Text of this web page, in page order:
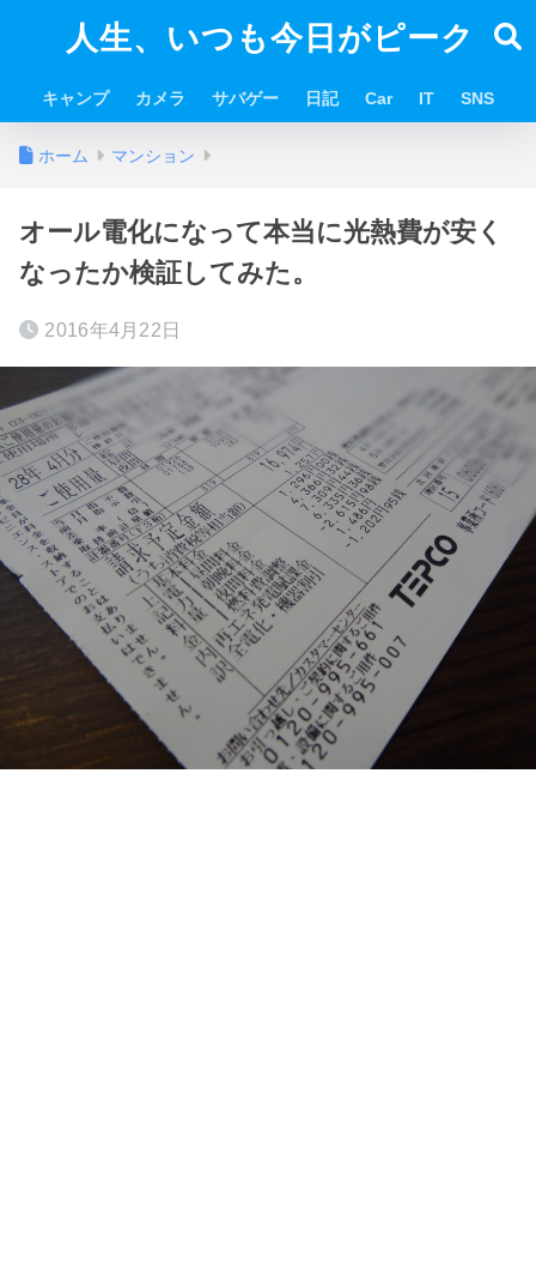
人生、いつも今日がピーク
キャンプ カメラ サバゲー 日記 Car IT SNS
ホーム マンション
オール電化になって本当に光熱費が安く
なったか検証してみた。
2016年4月22日